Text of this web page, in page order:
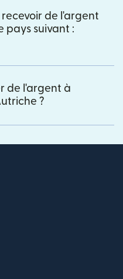
de l'argent
pays suivant :
de l'argent à
?